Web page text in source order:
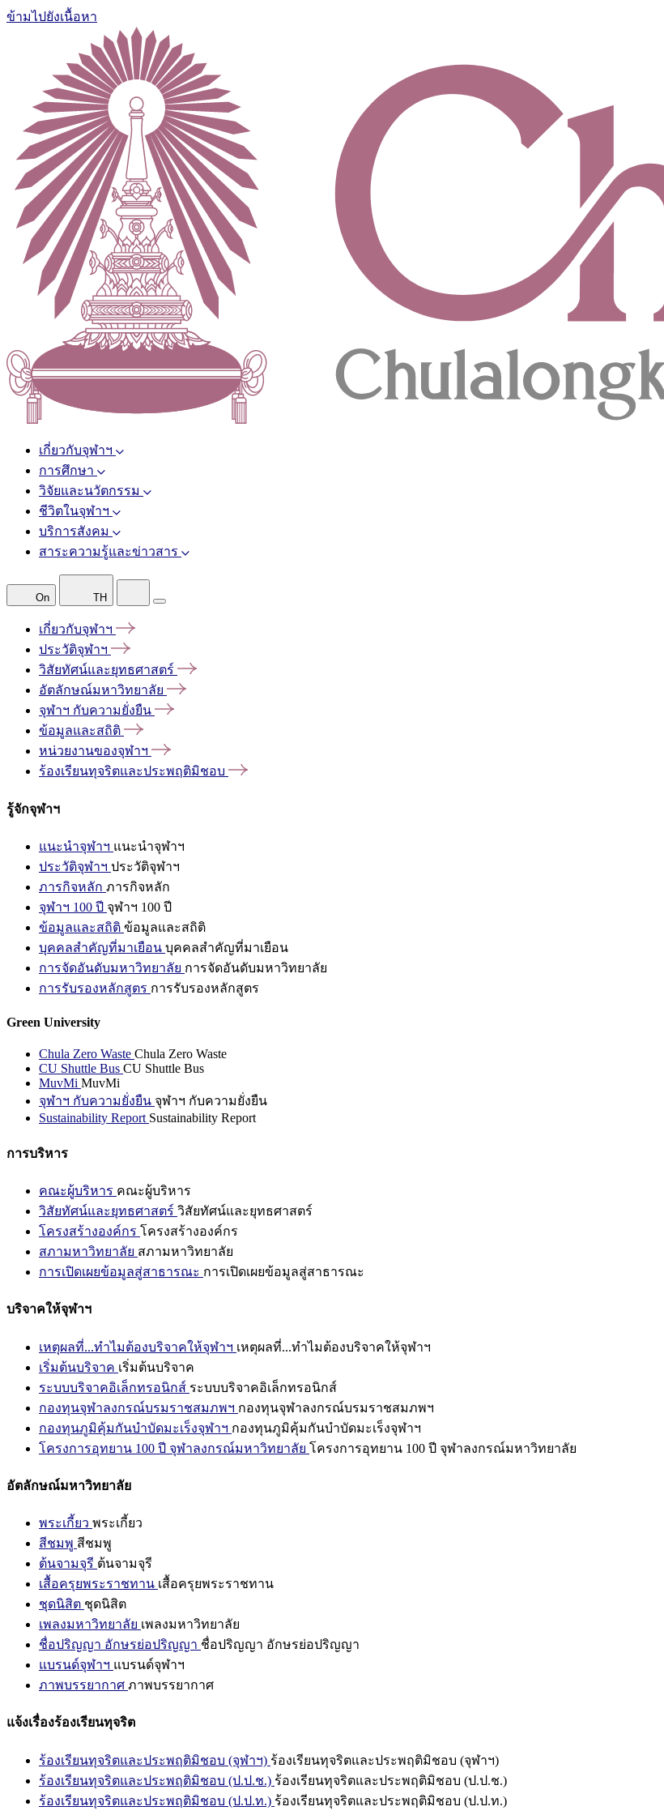
ข้ามไปยังเนื้อหา
เกี่ยวกับจุฬาฯ
การศึกษา
วิจัยและนวัตกรรม
ชีวิตในจุฬาฯ
บริการสังคม
สาระความรู้และข่าวสาร
On TH
เกี่ยวกับจุฬาฯ
ประวัติจุฬาฯ
วิสัยทัศน์และยุทธศาสตร์
อัตลักษณ์มหาวิทยาลัย
จุฬาฯ กับความยั่งยืน
ข้อมูลและสถิติ
หน่วยงานของจุฬาฯ
ร้องเรียนทุจริตและประพฤติมิชอบ
รู้จักจุฬาฯ
แนะนำจุฬาฯ แนะนำจุฬาฯ
ประวัติจุฬาฯ ประวัติจุฬาฯ
ภารกิจหลัก ภารกิจหลัก
จุฬาฯ 100 ปี จุฬาฯ 100 ปี
ข้อมูลและสถิติ ข้อมูลและสถิติ
บุคคลสำคัญที่มาเยือน บุคคลสำคัญที่มาเยือน
การจัดอันดับมหาวิทยาลัย การจัดอันดับมหาวิทยาลัย
การรับรองหลักสูตร การรับรองหลักสูตร
Green University
Chula Zero Waste Chula Zero Waste
CU Shuttle Bus CU Shuttle Bus
MuvMi MuvMi
จุฬาฯ กับความยั่งยืน จุฬาฯ กับความยั่งยืน
Sustainability Report Sustainability Report
การบริหาร
คณะผู้บริหาร คณะผู้บริหาร
วิสัยทัศน์และยุทธศาสตร์ วิสัยทัศน์และยุทธศาสตร์
โครงสร้างองค์กร โครงสร้างองค์กร
สภามหาวิทยาลัย สภามหาวิทยาลัย
การเปิดเผยข้อมูลสู่สาธารณะ การเปิดเผยข้อมูลสู่สาธารณะ
บริจาคให้จุฬาฯ
เหตุผลที่...ทำไมต้องบริจาคให้จุฬาฯ เหตุผลที่...ทำไมต้องบริจาคให้จุฬาฯ
เริ่มต้นบริจาค เริ่มต้นบริจาค
ระบบบริจาคอิเล็กทรอนิกส์ ระบบบริจาคอิเล็กทรอนิกส์
กองทุนจุฬาลงกรณ์บรมราชสมภพฯ กองทุนจุฬาลงกรณ์บรมราชสมภพฯ
กองทุนภูมิคุ้มกันบำบัดมะเร็งจุฬาฯ กองทุนภูมิคุ้มกันบำบัดมะเร็งจุฬาฯ
โครงการอุทยาน 100 ปี จุฬาลงกรณ์มหาวิทยาลัย โครงการอุทยาน 100 ปี จุฬาลงกรณ์มหาวิทยาลัย
อัตลักษณ์มหาวิทยาลัย
พระเกี้ยว พระเกี้ยว
สีชมพู สีชมพู
ต้นจามจุรี ต้นจามจุรี
เสื้อครุยพระราชทาน เสื้อครุยพระราชทาน
ชุดนิสิต ชุดนิสิต
เพลงมหาวิทยาลัย เพลงมหาวิทยาลัย
ชื่อปริญญา อักษรย่อปริญญา ชื่อปริญญา อักษรย่อปริญญา
แบรนด์จุฬาฯ แบรนด์จุฬาฯ
ภาพบรรยากาศ ภาพบรรยากาศ
แจ้งเรื่องร้องเรียนทุจริต
ร้องเรียนทุจริตและประพฤติมิชอบ (จุฬาฯ) ร้องเรียนทุจริตและประพฤติมิชอบ (จุฬาฯ)
ร้องเรียนทุจริตและประพฤติมิชอบ (ป.ป.ช.) ร้องเรียนทุจริตและประพฤติมิชอบ (ป.ป.ช.)
ร้องเรียนทุจริตและประพฤติมิชอบ (ป.ป.ท.) ร้องเรียนทุจริตและประพฤติมิชอบ (ป.ป.ท.)